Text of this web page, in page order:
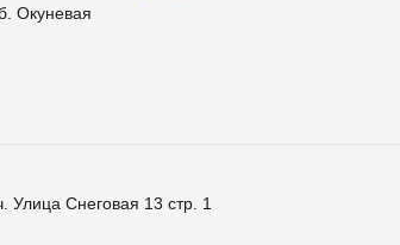
Окуневая
Снеговая 13 стр. 1